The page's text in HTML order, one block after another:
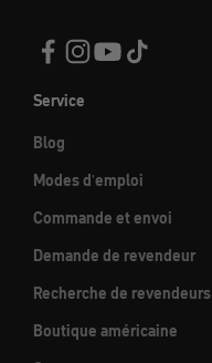
Service
Blog
Modes d'emploi
Commande et envoi
Demande de revendeur
Recherche de revendeurs
Boutique américaine